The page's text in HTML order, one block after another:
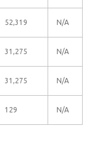
52,319 N/A
31,275 N/A
31,275 N/A
129 N/A